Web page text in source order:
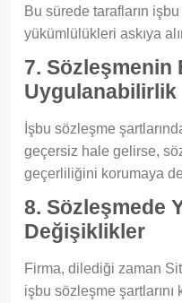
Bu sürede tarafların
yükümlülükleri askıya
7. Sözleşmenin
Uygulanabilirlik
İşbu sözleşme
geçersiz hale gelirse,
geçerliliğini korumaya
8. Sözleşmede
Değişiklikler
Firma, dilediği zaman
işbu sözleşme şartlarını